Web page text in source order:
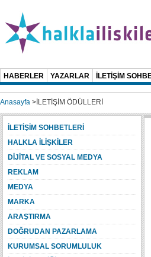
HABERLER YAZARLAR İLETİŞİM
Anasayfa > İLETİŞİM ÖDÜLLERİ
İLETİŞİM SOHBETLERİ
HALKLA İLİŞKİLER
DİJİTAL VE SOSYAL MEDYA
REKLAM
MEDYA
MARKA
ARAŞTIRMA
DOĞRUDAN PAZARLAMA
KURUMSAL SORUMLULUK